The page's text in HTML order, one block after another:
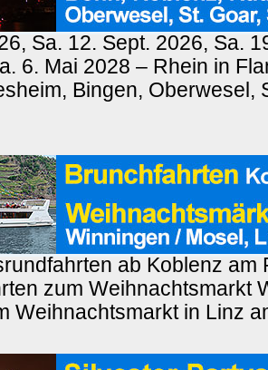
Sa. 12. Sept. 2026, Sa.
6. Mai 2028 – Rhein in
Bingen, Oberwesel,
ab Koblenz am
zum Weihnachtsmarkt
Weihnachtsmarkt in Linz